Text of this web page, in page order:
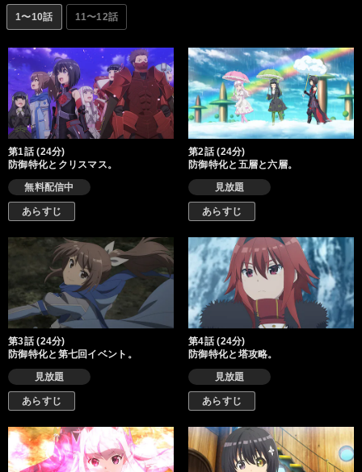
1〜10話 11〜12話
第1話 (24分)
防御特化とクリスマス。
無料配信中
あらすじ
第2話 (24分)
防御特化と五層と六層。
見放題
あらすじ
第3話 (24分)
防御特化と第七回イベント。
見放題
あらすじ
第4話 (24分)
防御特化と塔攻略。
見放題
あらすじ